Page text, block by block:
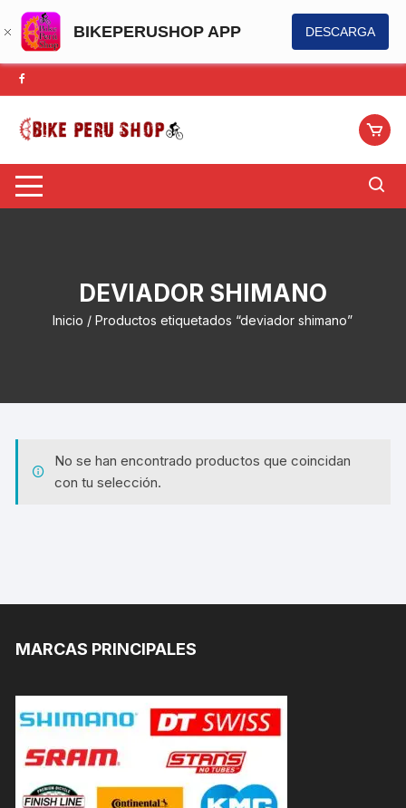
BIKEPERUSHOP APP DESCARGA
Saltar
al
contenido
DEVIADOR SHIMANO
Inicio / Productos etiquetados “deviador shimano”
No se han encontrado productos que coincidan
con tu selección.
MARCAS PRINCIPALES